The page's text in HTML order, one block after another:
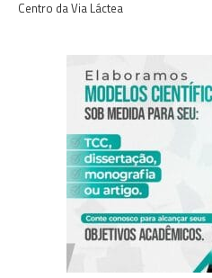
Centro da Via Láctea